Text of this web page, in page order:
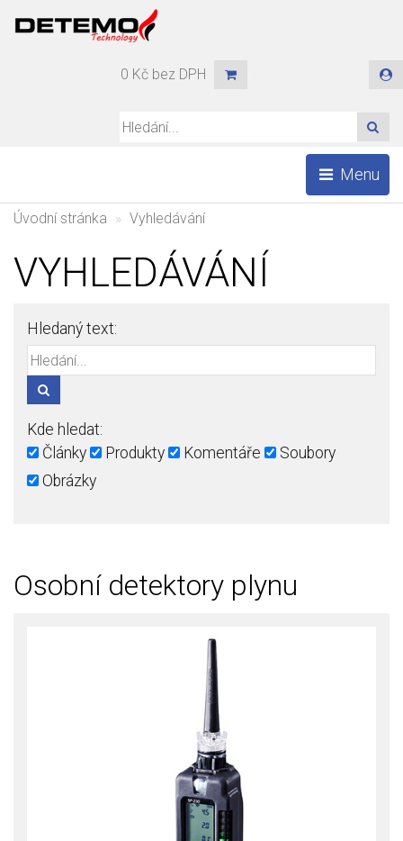
0 Kč bez DPH
Menu
Úvodní stránka Vyhledávání
VYHLEDÁVÁNÍ
Hledaný text:
Kde hledat:
Články
Produkty Komentáře
Soubory
Obrázky
Osobní detektory plynu